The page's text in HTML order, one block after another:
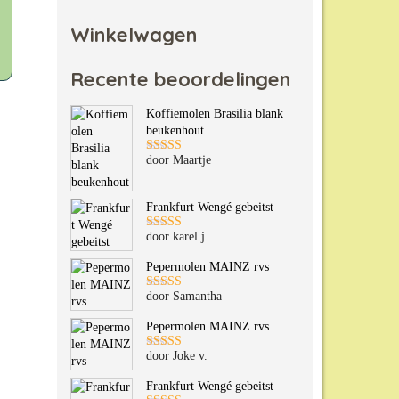
Winkelwagen
Recente beoordelingen
Koffiemolen Brasilia blank
beukenhout
Gewaardeerd
door Maartje
Frankfurt Wengé gebeitst
Gewaardeerd
door karel j.
Pepermolen MAINZ rvs
Gewaardeerd
door Samantha
Pepermolen MAINZ rvs
Gewaardeerd
door Joke v.
Frankfurt Wengé gebeitst